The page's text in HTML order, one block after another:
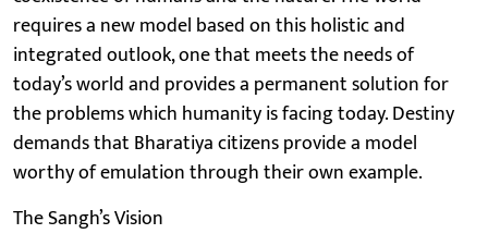
requires a new model based on this holistic and
integrated outlook, one that meets the needs of
today’s world and provides a permanent solution for
the problems which humanity is facing today. Destiny
demands that Bharatiya citizens provide a model
worthy of emulation through their own example.
The Sangh’s Vision